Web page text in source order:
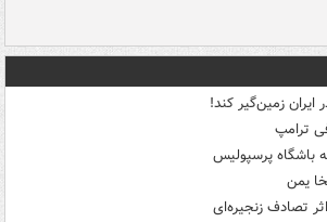
ایران زمین‌گیر کند!
ترامپ
باشگاه پرسپولیس
یمن